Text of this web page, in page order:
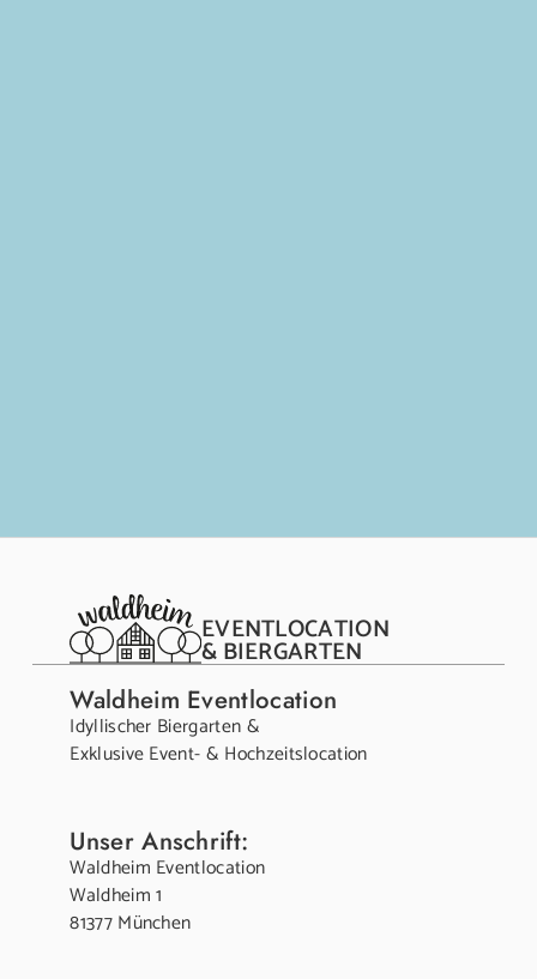
EVENTLOCATION
& BIERGARTEN
Waldheim Eventlocation
Idyllischer Biergarten &
Exklusive Event- & Hochzeitslocation
Unser Anschrift:
Waldheim Eventlocation
Waldheim 1
81377 München